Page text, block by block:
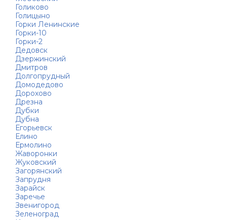
Голиково
Голицыно
Горки Ленинские
Горки-10
Горки-2
Дедовск
Дзержинский
Дмитров
Долгопрудный
Домодедово
Дорохово
Дрезна
Дубки
Дубна
Егорьевск
Елино
Ермолино
Жаворонки
Жуковский
Загорянский
Запрудня
Зарайск
Заречье
Звенигород
Зеленоград